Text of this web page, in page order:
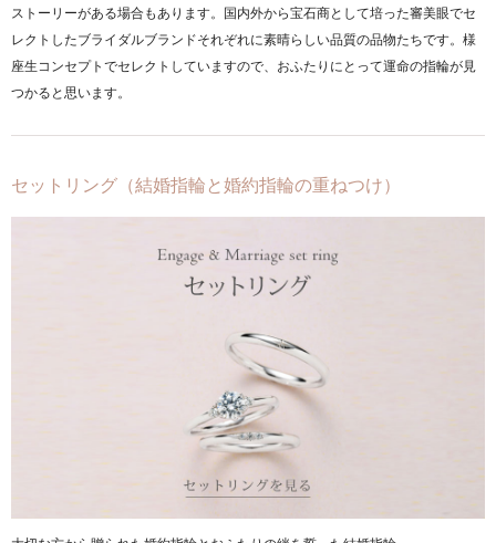
ストーリーがある場合もあります。国内外から宝石商として培った審美眼でセ
レクトしたブライダルブランドそれぞれに素晴らしい品質の品物たちです。様
座生コンセプトでセレクトしていますので、おふたりにとって運命の指輪が見
つかると思います。
セットリング（結婚指輪と婚約指輪の重ねつけ）